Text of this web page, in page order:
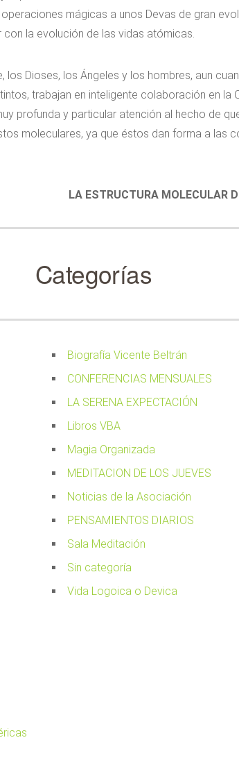
mágicas a unos Devas de gran
la evolución de las vidas atómicas.
Dioses, los Ángeles y los hombres, aun
trabajan en inteligente colaboración en la
profunda y particular atención al hecho de
moleculares, ya que éstos dan forma a las
LA ESTRUCTURA MOLECULAR
Categorías
Biografía Vicente Beltrán
CONFERENCIAS MENSUALES
LA SERENA EXPECTACIÓN
Libros VBA
Magia Organizada
MEDITACION DE LOS JUEVES
Noticias de la Asociación
PENSAMIENTOS DIARIOS
Sala Meditación
Sin categoría
Vida Logoica o Devica